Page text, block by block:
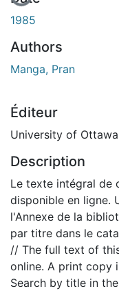
En cours de chargement...
1985
Authors
Manga, Pran
Éditeur
University of
Description
Le texte intégral de
disponible en ligne.
l'Annexe de la
par titre dans le
// The full text of
online. A print copy
Search by title in